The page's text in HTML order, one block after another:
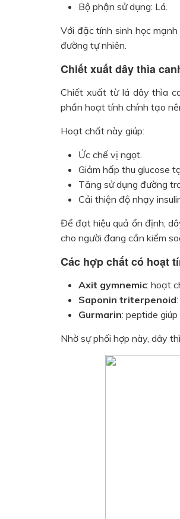
Bộ phận sử dụng: Lá.
Với đặc tính sinh học
đường tự nhiên.
Chiết xuất dây thìa
Chiết xuất từ lá dây thìa
phần hoạt tính chính tạo
Hoạt chất này giúp:
Ức chế vị ngọt.
Giảm hấp thu glucose
Tăng sử dụng đường
Cải thiện độ nhạy
Để đạt hiệu quả ổn định,
cho người đang cần kiểm
Các hợp chất có hoạt
Axit gymnemic: hoạt
Saponin triterpenoid
Gurmarin: peptide
Nhờ sự phối hợp này, dây